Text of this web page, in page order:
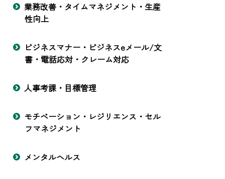
業務改善・タイムマネジメント・生産
性向上
ビジネスマナー・ビジネスeメール/文
書・電話応対・クレーム対応
人事考課・目標管理
モチベーション・レジリエンス・セル
フマネジメント
メンタルヘルス